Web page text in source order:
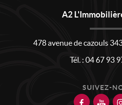
A2
478 avenue de cazouls
Tél. : 04 67 93
SUIVEZ-